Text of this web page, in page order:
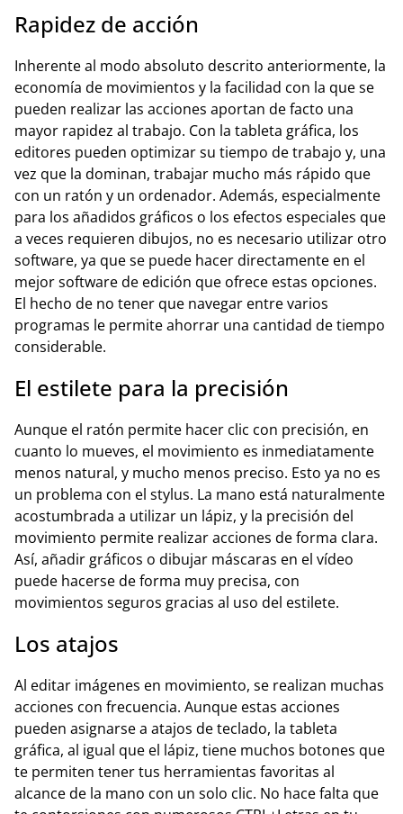
Rapidez de acción
Inherente al modo absoluto descrito anteriormente, la
economía de movimientos y la facilidad con la que se
pueden realizar las acciones aportan de facto una
mayor rapidez al trabajo. Con la tableta gráfica, los
editores pueden optimizar su tiempo de trabajo y, una
vez que la dominan, trabajar mucho más rápido que
con un ratón y un ordenador. Además, especialmente
para los añadidos gráficos o los efectos especiales que
a veces requieren dibujos, no es necesario utilizar otro
software, ya que se puede hacer directamente en el
mejor software de edición que ofrece estas opciones.
El hecho de no tener que navegar entre varios
programas le permite ahorrar una cantidad de tiempo
considerable.
El estilete para la precisión
Aunque el ratón permite hacer clic con precisión, en
cuanto lo mueves, el movimiento es inmediatamente
menos natural, y mucho menos preciso. Esto ya no es
un problema con el stylus. La mano está naturalmente
acostumbrada a utilizar un lápiz, y la precisión del
movimiento permite realizar acciones de forma clara.
Así, añadir gráficos o dibujar máscaras en el vídeo
puede hacerse de forma muy precisa, con
movimientos seguros gracias al uso del estilete.
Los atajos
Al editar imágenes en movimiento, se realizan muchas
acciones con frecuencia. Aunque estas acciones
pueden asignarse a atajos de teclado, la tableta
gráfica, al igual que el lápiz, tiene muchos botones que
te permiten tener tus herramientas favoritas al
alcance de la mano con un solo clic. No hace falta que